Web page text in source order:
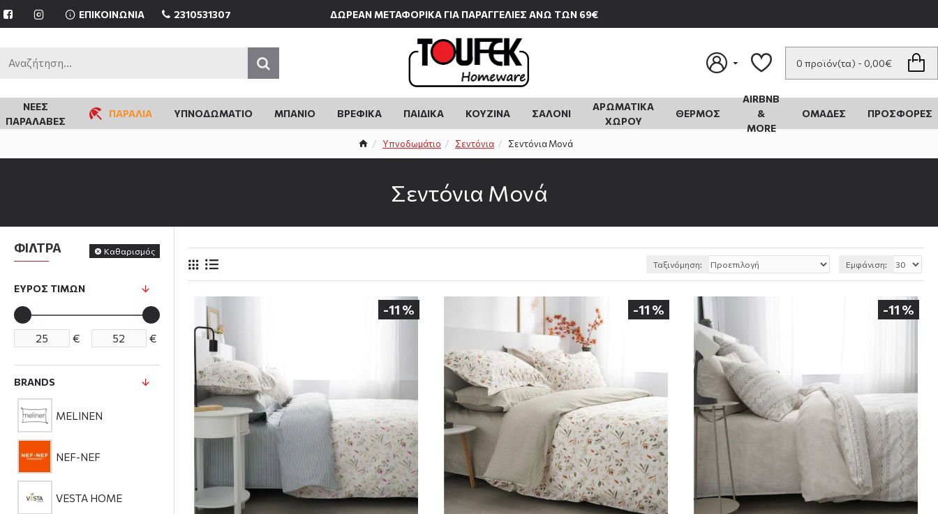
ΕΠΙΚΟΙΝΩΝΙΑ 2310531307 ΔΩΡΕΑΝ ΜΕΤΑΦΟΡΙΚΑ ΓΙΑ ΠΑΡΑΓΓΕΛΙΕΣ ΑΝΩ ΤΩΝ 69€
0 προϊόν(τα) - 0,00€
ΝΈΕΣ
ΠΑΡΑΛΑΒΈΣ
ΠΑΡΑΛΙΑ ΥΠΝΟΔΩΜΑΤΙΟ ΜΠΑΝΙΟ ΒΡΕΦΙΚΆ ΠΑΙΔΙΚΆ ΚΟΥΖΙΝΑ ΣΑΛΟΝΙ
ΑΡΩΜΑΤΙΚΑ
ΧΩΡΟΥ
ΘΕΡΜΟΣ
AIRBNB
&
MORE
ΟΜΆΔΕΣ ΠΡΟΣΦΟΡΕΣ
Υπνοδωμάτιο Σεντόνια Σεντόνια Μονά
Σεντόνια Μονά
ΦΙΛΤΡΑ Καθαρισμός
ΕΎΡΟΣ ΤΙΜΏΝ
€ €
BRANDS
MELINEN
NEF-NEF
VESTA HOME
Ταξινόμηση: Εμφάνιση:
-11 % -11 % -11 %